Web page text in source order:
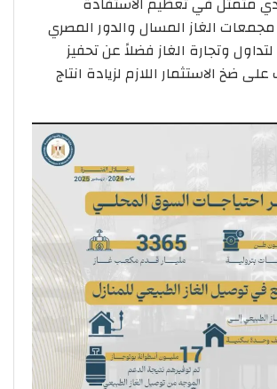
الغاز المسال والدور المصري
وتجارة الغاز فضلاً عن تحفيز
على ضخ الاستثمار اللازم لزيادة انتاج